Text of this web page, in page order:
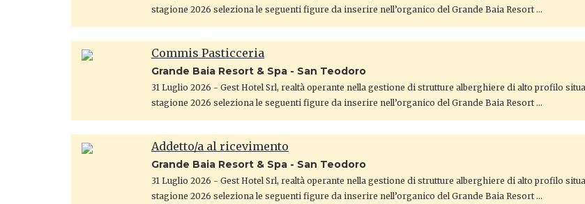
stagione 2026 seleziona le seguenti figure da inserire nell’organico del Grande Baia Resort …
Commis Pasticceria
Grande Baia Resort & Spa - San Teodoro
31 Luglio 2026 - Gest Hotel Srl, realtà operante nella gestione di strutture alberghiere di alto profilo
stagione 2026 seleziona le seguenti figure da inserire nell’organico del Grande Baia Resort …
Addetto/a al ricevimento
Grande Baia Resort & Spa - San Teodoro
31 Luglio 2026 - Gest Hotel Srl, realtà operante nella gestione di strutture alberghiere di alto profilo
stagione 2026 seleziona le seguenti figure da inserire nell’organico del Grande Baia Resort …